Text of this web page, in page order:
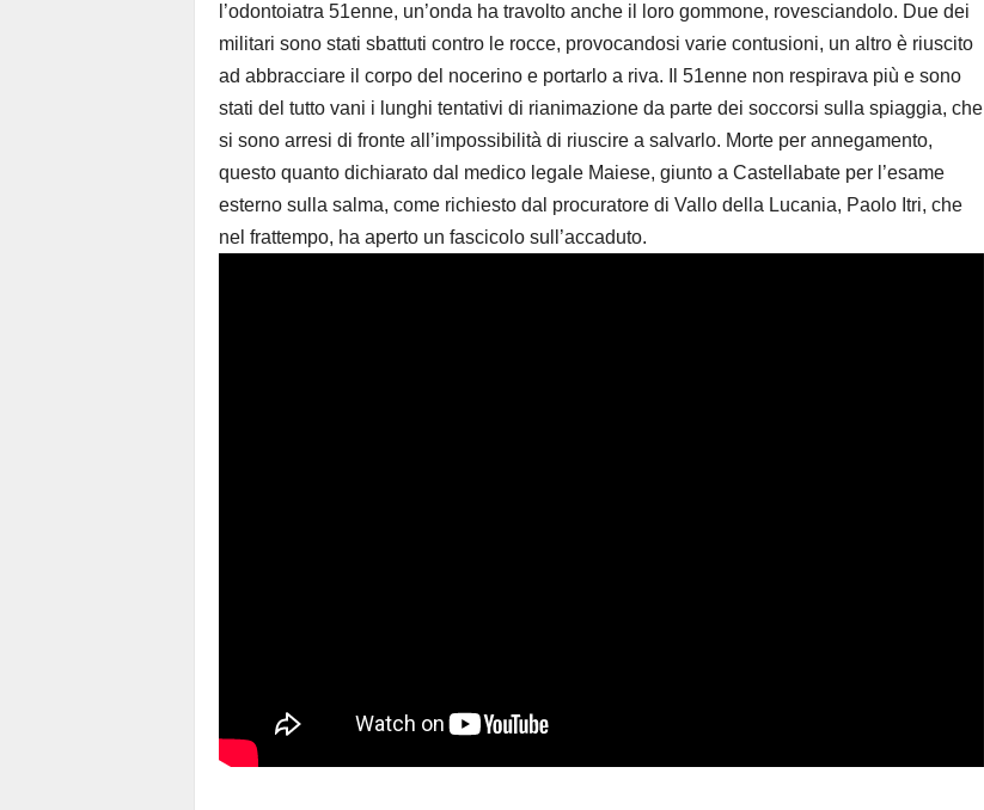
l’odontoiatra 51enne, un’onda ha travolto anche il loro gommone, rovesciandolo. Due dei
militari sono stati sbattuti contro le rocce, provocandosi varie contusioni, un altro è riuscito
ad abbracciare il corpo del nocerino e portarlo a riva. Il 51enne non respirava più e sono
stati del tutto vani i lunghi tentativi di rianimazione da parte dei soccorsi sulla spiaggia, che
si sono arresi di fronte all’impossibilità di riuscire a salvarlo. Morte per annegamento,
questo quanto dichiarato dal medico legale Maiese, giunto a Castellabate per l’esame
esterno sulla salma, come richiesto dal procuratore di Vallo della Lucania, Paolo Itri, che
nel frattempo, ha aperto un fascicolo sull’accaduto.